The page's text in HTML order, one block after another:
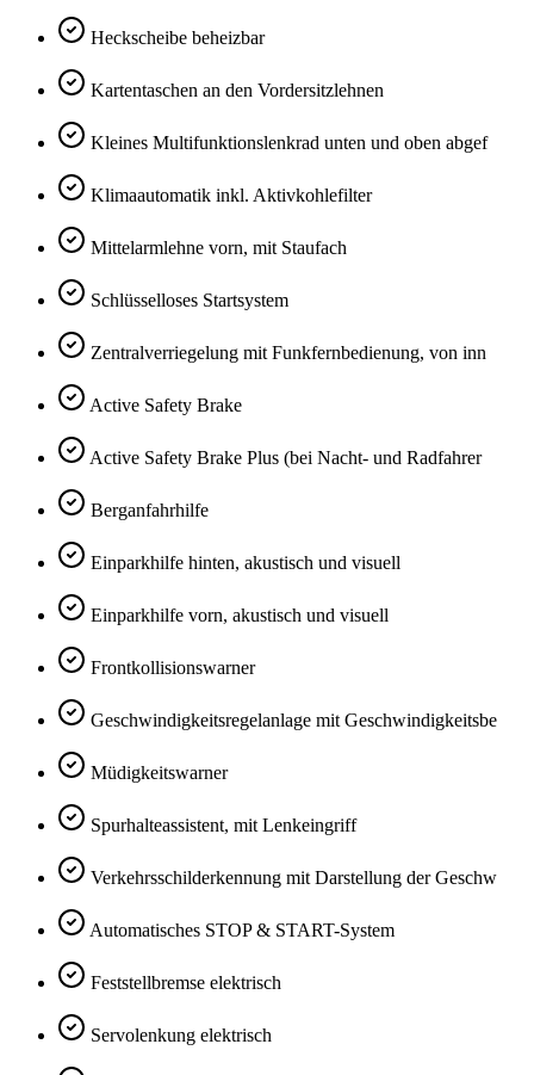
Heckscheibe beheizbar
Kartentaschen an den Vordersitzlehnen
Kleines Multifunktionslenkrad unten und oben abgef
Klimaautomatik inkl. Aktivkohlefilter
Mittelarmlehne vorn, mit Staufach
Schlüsselloses Startsystem
Zentralverriegelung mit Funkfernbedienung, von inn
Active Safety Brake
Active Safety Brake Plus (bei Nacht- und Radfahrer
Berganfahrhilfe
Einparkhilfe hinten, akustisch und visuell
Einparkhilfe vorn, akustisch und visuell
Frontkollisionswarner
Geschwindigkeitsregelanlage mit Geschwindigkeitsbe
Müdigkeitswarner
Spurhalteassistent, mit Lenkeingriff
Verkehrsschilderkennung mit Darstellung der Geschw
Automatisches STOP & START-System
Feststellbremse elektrisch
Servolenkung elektrisch